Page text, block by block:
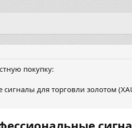
покупку:
сигналы для торговли золотом